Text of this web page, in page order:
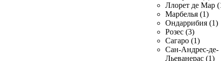
Ллорет де Мар
Марбелья (1)
Ондаррибия (1)
Розес (3)
Сагаро (1)
Сан-Андрес-де-
Льеванерас (1)